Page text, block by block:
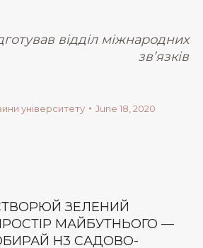
відділ міжнародних
зв’язків
університету June 18, 2020
ЗЕЛЕНИЙ
МАЙБУТНЬОГО —
Н3 САДОВО-